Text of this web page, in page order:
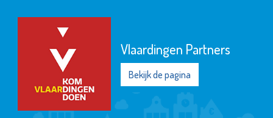
Vlaardingen Partners
Bekijk de pagina